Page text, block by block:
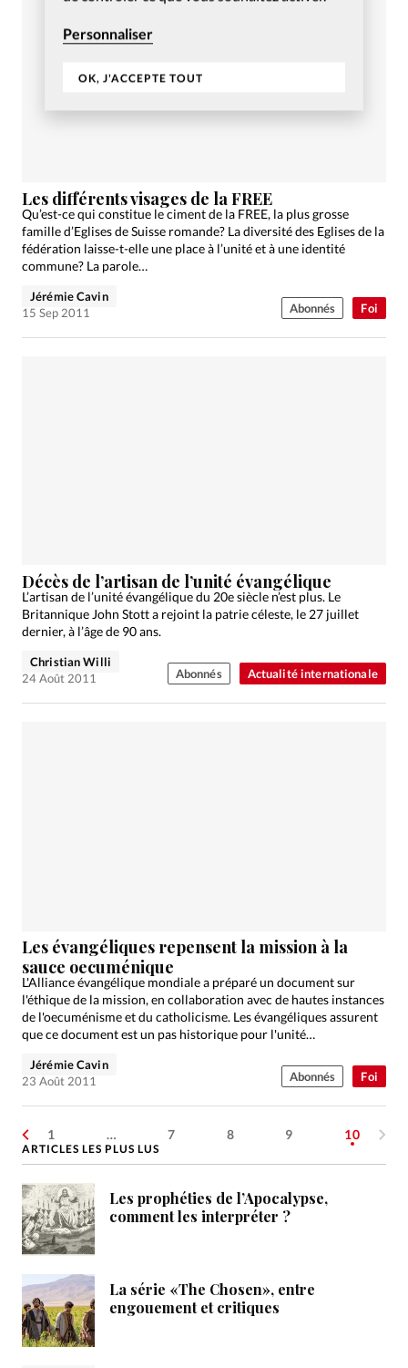
Personnaliser
OK, J'ACCEPTE TOUT
Foi
Les différents visages de la FREE
Qu’est-ce qui constitue le ciment de la FREE, la plus grosse
famille d’Eglises de Suisse romande? La diversité des Eglises de la
fédération laisse-t-elle une place à l’unité et à une identité
commune? La parole…
Jérémie Cavin
15 Sep 2011
Abonnés
Actualité internationale
Décès de l’artisan de l’unité évangélique
L’artisan de l’unité évangélique du 20e siècle n’est plus. Le
Britannique John Stott a rejoint la patrie céleste, le 27 juillet
dernier, à l’âge de 90 ans.
Christian Willi
24 Août 2011
Abonnés
Foi
Les évangéliques repensent la mission à la
sauce oecuménique
L'Alliance évangélique mondiale a préparé un document sur
l'éthique de la mission, en collaboration avec de hautes instances
de l'oecuménisme et du catholicisme. Les évangéliques assurent
que ce document est un pas historique pour l'unité…
Jérémie Cavin
23 Août 2011
Abonnés
1 … 7 8 9 10
ARTICLES LES PLUS LUS
Les prophéties de l’Apocalypse,
comment les interpréter ?
La série «The Chosen», entre
engouement et critiques